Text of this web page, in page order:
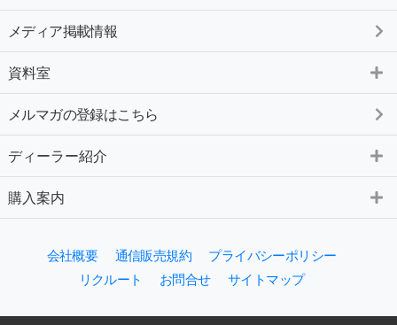
メディア掲載情報
資料室
メルマガの登録はこちら
ディーラー紹介
購入案内
会社概要 通信販売規約
プライバシーポリシー
リクルート
お問合せ サイトマップ